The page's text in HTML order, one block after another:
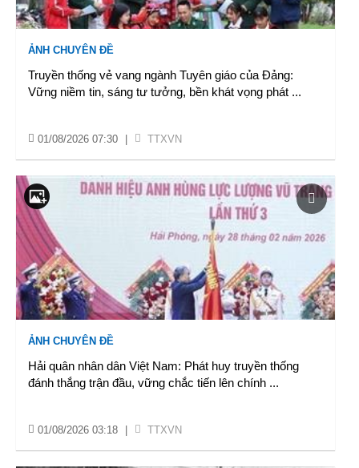
ẢNH CHUYÊN ĐỀ
Truyền thống vẻ vang ngành Tuyên giáo của Đảng:
Vững niềm tin, sáng tư tưởng, bền khát vọng phát ...
01/08/2026 07:30 TTXVN
ẢNH CHUYÊN ĐỀ
Hải quân nhân dân Việt Nam: Phát huy truyền thống
đánh thắng trận đầu, vững chắc tiến lên chính ...
01/08/2026 03:18 TTXVN